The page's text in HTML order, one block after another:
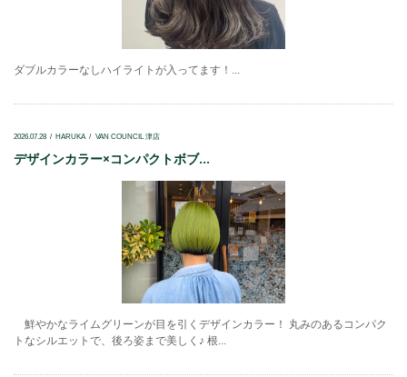
ダブルカラーなしハイライトが入ってます！...
2026.07.28 HARUKA VAN COUNCIL 津店
デザインカラー×コンパクトボブ...
鮮やかなライムグリーンが目を引くデザインカラー！ 丸みのあるコンパク
トなシルエットで、後ろ姿まで美しく♪ 根...